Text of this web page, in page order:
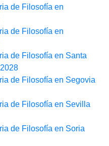
de Filosofía en
de Filosofía en
de Filosofía en Santa
de Filosofía en Segovia
de Filosofía en Sevilla
de Filosofía en Soria